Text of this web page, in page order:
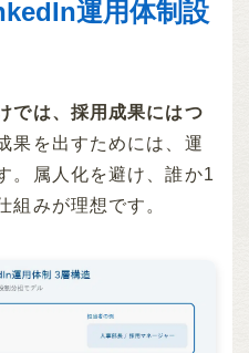
運用体制設
では、採用成果にはつ
果を出すためには、運
。属人化を避け、誰か1
組みが理想です。